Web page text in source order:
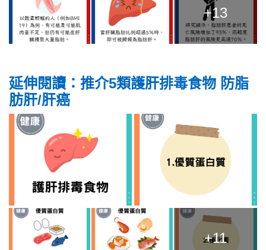
+13
延伸閱讀：推介5類護肝排毒食物 防脂
肪肝/肝癌
+11